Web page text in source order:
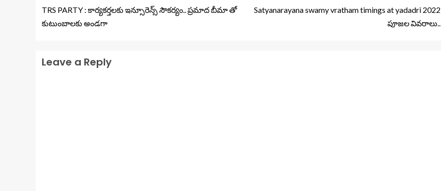
TRS PARTY : కార్యకర్తలకు ఇన్సూరెన్స్ సౌకర్యం.. ప్రమాద బీమా తో
కుటుంబాలకు అండగా
Satyanarayana swamy vratham timings at yadadri 2022
పూజల వివరాలు..
Leave a Reply